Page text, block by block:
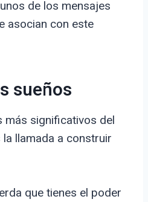
de los mensajes
asocian con este
sueños
más significativos del
llamada a construir
que tienes el poder